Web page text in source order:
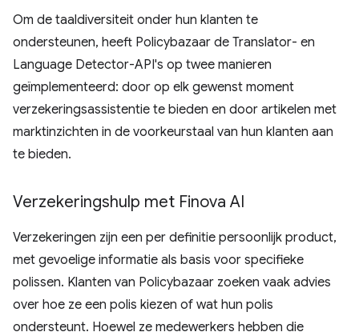
Om de taaldiversiteit onder hun klanten te
ondersteunen, heeft Policybazaar de Translator- en
Language Detector-API's op twee manieren
geïmplementeerd: door op elk gewenst moment
verzekeringsassistentie te bieden en door artikelen met
marktinzichten in de voorkeurstaal van hun klanten aan
te bieden.
Verzekeringshulp met Finova AI
Verzekeringen zijn een per definitie persoonlijk product,
met gevoelige informatie als basis voor specifieke
polissen. Klanten van Policybazaar zoeken vaak advies
over hoe ze een polis kiezen of wat hun polis
ondersteunt. Hoewel ze medewerkers hebben die